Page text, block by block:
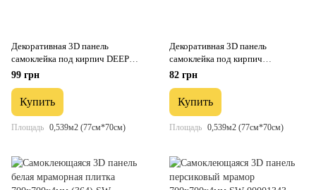
Декоративная 3D панель
самоклейка под кирпич DEEP
Green 700х770х5мм (069) SW-
99 грн
Купить
Площадь 0,539м2 (77см*70см)
Декоративная 3D панель
самоклейка под кирпич
Коричневый с золотом Мрамор
82 грн
Купить
Площадь 0,539м2 (77см*70см)